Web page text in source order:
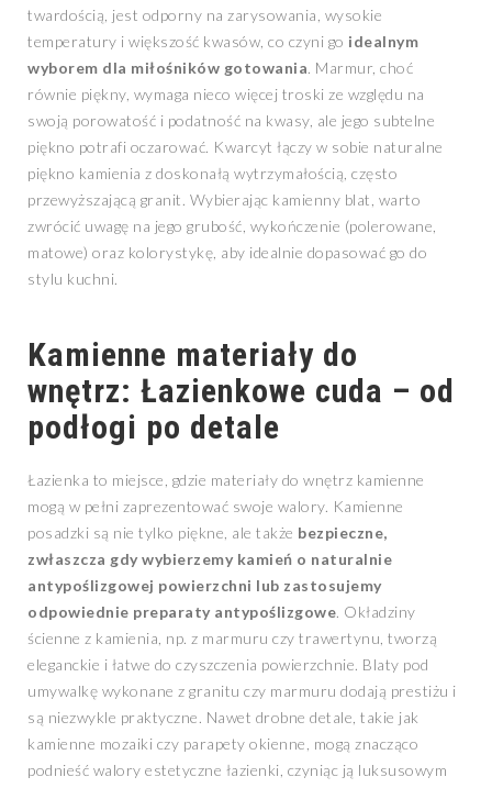
twardością, jest odporny na zarysowania, wysokie
temperatury i większość kwasów, co czyni go idealnym
wyborem dla miłośników gotowania. Marmur, choć
równie piękny, wymaga nieco więcej troski ze względu na
swoją porowatość i podatność na kwasy, ale jego subtelne
piękno potrafi oczarować. Kwarcyt łączy w sobie naturalne
piękno kamienia z doskonałą wytrzymałością, często
przewyższającą granit. Wybierając kamienny blat, warto
zwrócić uwagę na jego grubość, wykończenie (polerowane,
matowe) oraz kolorystykę, aby idealnie dopasować go do
stylu kuchni.
Kamienne materiały do
wnętrz: Łazienkowe cuda – od
podłogi po detale
Łazienka to miejsce, gdzie materiały do wnętrz kamienne
mogą w pełni zaprezentować swoje walory. Kamienne
posadzki są nie tylko piękne, ale także bezpieczne,
zwłaszcza gdy wybierzemy kamień o naturalnie
antypoślizgowej powierzchni lub zastosujemy
odpowiednie preparaty antypoślizgowe. Okładziny
ścienne z kamienia, np. z marmuru czy trawertynu, tworzą
eleganckie i łatwe do czyszczenia powierzchnie. Blaty pod
umywalkę wykonane z granitu czy marmuru dodają prestiżu i
są niezwykle praktyczne. Nawet drobne detale, takie jak
kamienne mozaiki czy parapety okienne, mogą znacząco
podnieść walory estetyczne łazienki, czyniąc ją luksusowym